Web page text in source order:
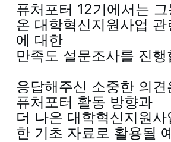
퓨처포터 12기에서는
온 대학혁신지원사업
에 대한
만족도 설문조사를 진행
응답해주신 소중한 의견
퓨처포터 활동 방향과
더 나은 대학혁신지원
한 기초 자료로 활용될